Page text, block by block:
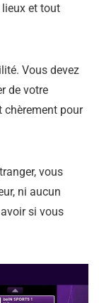
et tout
Vous devez
de votre
chèrement pour
vous
ni aucun
si vous